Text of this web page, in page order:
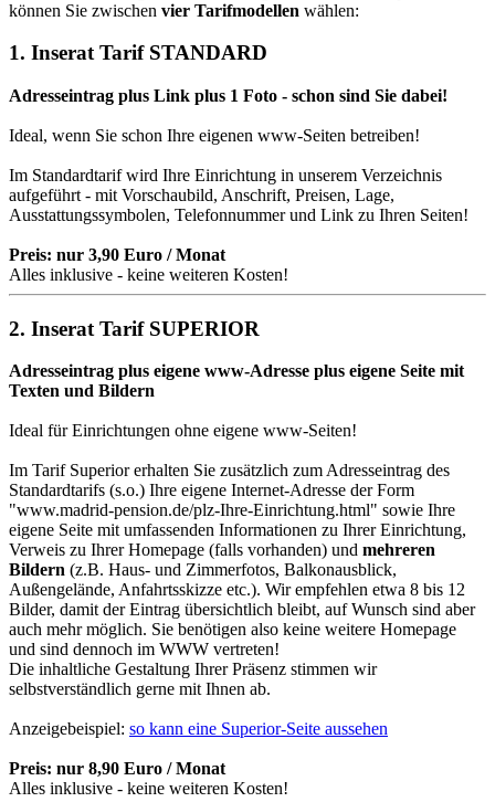
können Sie zwischen vier Tarifmodellen wählen:
1. Inserat Tarif STANDARD
Adresseintrag plus Link plus 1 Foto - schon sind Sie dabei!
Ideal, wenn Sie schon Ihre eigenen www-Seiten betreiben!
Im Standardtarif wird Ihre Einrichtung in unserem Verzeichnis
aufgeführt - mit Vorschaubild, Anschrift, Preisen, Lage,
Ausstattungssymbolen, Telefonnummer und Link zu Ihren Seiten!
Preis: nur 3,90 Euro / Monat
Alles inklusive - keine weiteren Kosten!
2. Inserat Tarif SUPERIOR
Adresseintrag plus eigene www-Adresse plus eigene Seite mit
Texten und Bildern
Ideal für Einrichtungen ohne eigene www-Seiten!
Im Tarif Superior erhalten Sie zusätzlich zum Adresseintrag des
Standardtarifs (s.o.) Ihre eigene Internet-Adresse der Form
"www.madrid-pension.de/plz-Ihre-Einrichtung.html" sowie Ihre
eigene Seite mit umfassenden Informationen zu Ihrer Einrichtung,
Verweis zu Ihrer Homepage (falls vorhanden) und mehreren
Bildern (z.B. Haus- und Zimmerfotos, Balkonausblick,
Außengelände, Anfahrtsskizze etc.). Wir empfehlen etwa 8 bis 12
Bilder, damit der Eintrag übersichtlich bleibt, auf Wunsch sind aber
auch mehr möglich. Sie benötigen also keine weitere Homepage
und sind dennoch im WWW vertreten!
Die inhaltliche Gestaltung Ihrer Präsenz stimmen wir
selbstverständlich gerne mit Ihnen ab.
Anzeigebeispiel: so kann eine Superior-Seite aussehen
Preis: nur 8,90 Euro / Monat
Alles inklusive - keine weiteren Kosten!